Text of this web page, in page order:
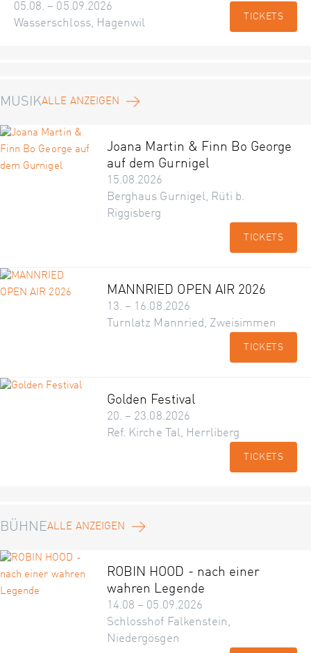
05.08. – 05.09.2026
Wasserschloss, Hagenwil
TICKETS
MUSIKALLE ANZEIGEN
Joana Martin & Finn Bo George
auf dem Gurnigel
15.08.2026
Berghaus Gurnigel, Rüti b.
Riggisberg
TICKETS
MANNRIED OPEN AIR 2026
13. – 16.08.2026
Turnlatz Mannried, Zweisimmen
TICKETS
Golden Festival
20. – 23.08.2026
Ref. Kirche Tal, Herrliberg
TICKETS
BÜHNEALLE ANZEIGEN
ROBIN HOOD - nach einer
wahren Legende
14.08 – 05.09.2026
Schlosshof Falkenstein,
Niedergösgen